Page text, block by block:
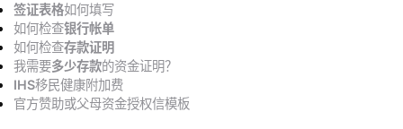
签证表格如何填写
如何检查银行帐单
如何检查存款证明
我需要多少存款的资金证明？
IHS移民健康附加费
官方赞助或父母资金授权信模板